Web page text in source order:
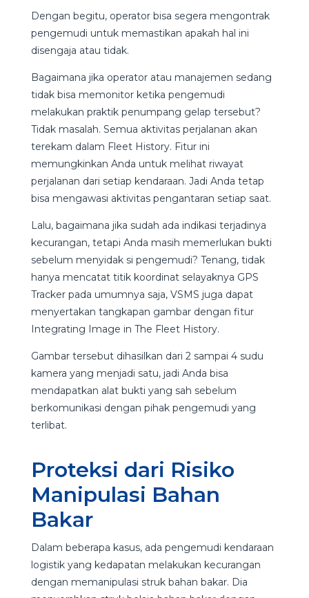
Dengan begitu, operator bisa segera mengontrak
pengemudi untuk memastikan apakah hal ini
disengaja atau tidak.
Bagaimana jika operator atau manajemen sedang
tidak bisa memonitor ketika pengemudi
melakukan praktik penumpang gelap tersebut?
Tidak masalah. Semua aktivitas perjalanan akan
terekam dalam Fleet History. Fitur ini
memungkinkan Anda untuk melihat riwayat
perjalanan dari setiap kendaraan. Jadi Anda tetap
bisa mengawasi aktivitas pengantaran setiap saat.
Lalu, bagaimana jika sudah ada indikasi terjadinya
kecurangan, tetapi Anda masih memerlukan bukti
sebelum menyidak si pengemudi? Tenang, tidak
hanya mencatat titik koordinat selayaknya GPS
Tracker pada umumnya saja, VSMS juga dapat
menyertakan tangkapan gambar dengan fitur
Integrating Image in The Fleet History.
Gambar tersebut dihasilkan dari 2 sampai 4 sudu
kamera yang menjadi satu, jadi Anda bisa
mendapatkan alat bukti yang sah sebelum
berkomunikasi dengan pihak pengemudi yang
terlibat.
Proteksi dari Risiko
Manipulasi Bahan
Bakar
Dalam beberapa kasus, ada pengemudi kendaraan
logistik yang kedapatan melakukan kecurangan
dengan memanipulasi struk bahan bakar. Dia